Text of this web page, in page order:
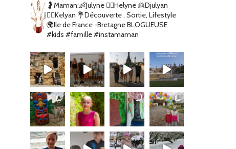
🤰Maman:👶Julyne 👱‍♀️Helyne 👱Djulyan
👱‍♂️Kelyan 💐Découverte , Sortie, Lifestyle
🌍Ile de France -BretagneBLOGUEUSE
#kids #famille #instamaman